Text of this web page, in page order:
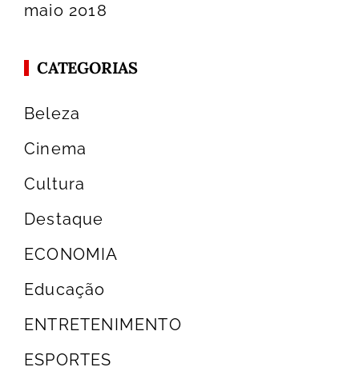
maio 2018
CATEGORIAS
Beleza
Cinema
Cultura
Destaque
ECONOMIA
Educação
ENTRETENIMENTO
ESPORTES